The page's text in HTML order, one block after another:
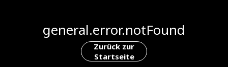
general.error.notFound
Zurück zur
Startseite